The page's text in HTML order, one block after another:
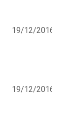
19/12/2016
19/12/2016